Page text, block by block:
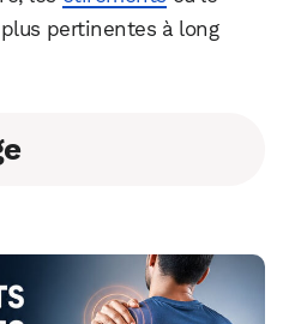
pertinentes à long